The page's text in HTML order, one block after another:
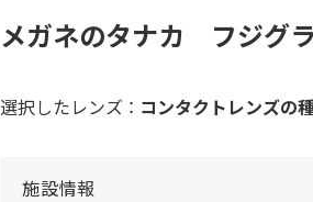
メガネのタナカ フジグ
選択したレンズ ： コンタクトレンズの
施設情報